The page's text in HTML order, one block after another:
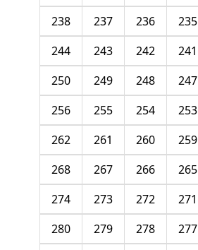
235
236
237
238
241
242
243
244
247
248
249
250
253
254
255
256
259
260
261
262
265
266
267
268
271
272
273
274
277
278
279
280